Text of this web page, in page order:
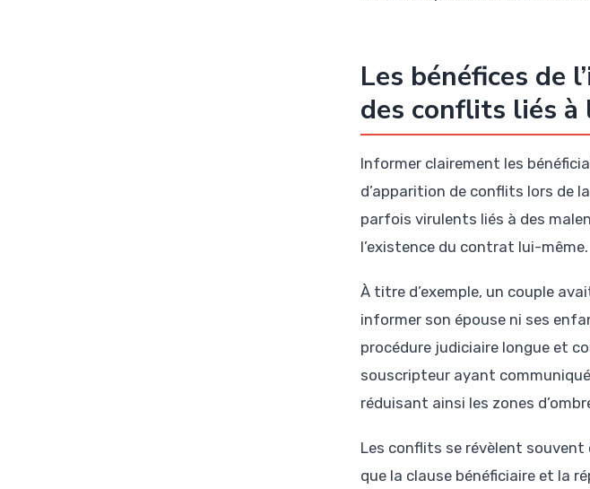
Les bénéfices de
des conflits liés à
Informer clairement les
d’apparition de conflits lors de
parfois virulents liés à des
l’existence du contrat lui-même.
À titre d’exemple, un couple
informer son épouse ni ses
procédure judiciaire longue et
souscripteur ayant
réduisant ainsi les zones
Les conflits se révèlent
que la clause bénéficiaire et la